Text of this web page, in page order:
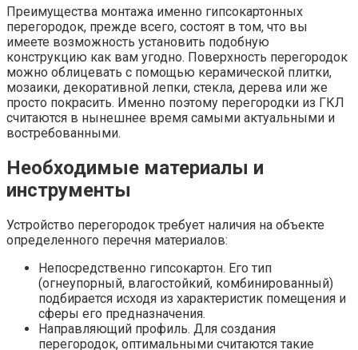
Преимущества монтажа именно гипсокартонных
перегородок, прежде всего, состоят в том, что вы
имеете возможность установить подобную
конструкцию как вам угодно. Поверхность перегородок
можно облицевать с помощью керамической плитки,
мозаики, декоративной лепки, стекла, дерева или же
просто покрасить. Именно поэтому перегородки из ГКЛ
считаются в нынешнее время самыми актуальными и
востребованными.
Необходимые материалы и
инструменты
Устройство перегородок требует наличия на объекте
определенного перечня материалов:
Непосредственно гипсокартон. Его тип
(огнеупорный, влагостойкий, комбинированный)
подбирается исходя из характеристик помещения и
сферы его предназначения.
Направляющий профиль. Для создания
перегородок, оптимальными считаются такие